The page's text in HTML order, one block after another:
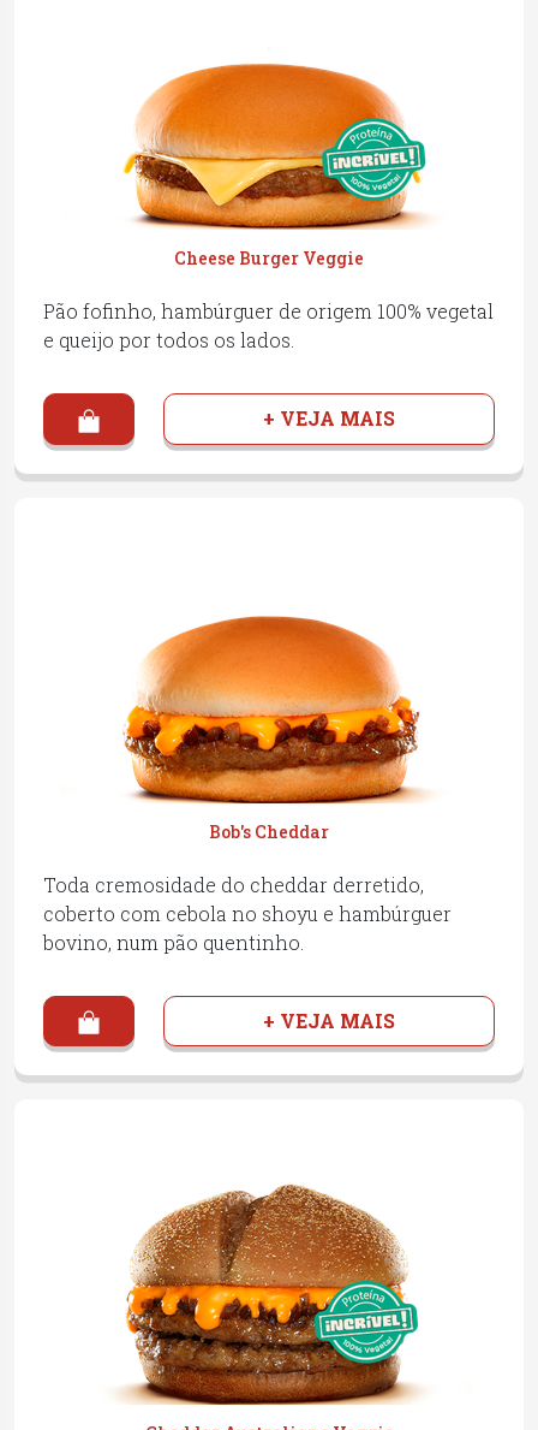
Cheese Burger Veggie
Pão fofinho, hambúrguer de origem 100% vegetal
e queijo por todos os lados.
+ VEJA MAIS
Bob's Cheddar
Toda cremosidade do cheddar derretido,
coberto com cebola no shoyu e hambúrguer
bovino, num pão quentinho.
+ VEJA MAIS